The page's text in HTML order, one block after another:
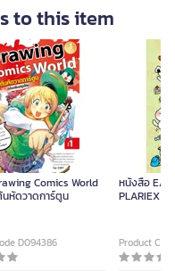
to this item
Comics World
นหัดวาดการ์ตูน
D094386
หนังสือ
PLARIEX
Product